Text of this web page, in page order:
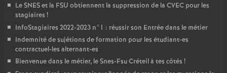
LeSNESet la FSU obtiennent la suppression de la CVEC pour les
stagiaires !
InfoStagiaires 2022-2023 n°1 : réussir son Entrée dans le métier
Indemnité de sujétions de formation pour les étudiant-es
contractuel-les alternant-es
Bienvenue dans le métier, le Snes-Fsu Créteil à tes côtés !